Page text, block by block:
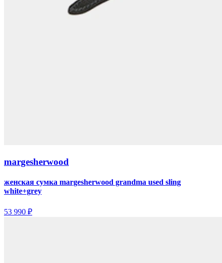
margesherwood
женская сумка margesherwood grandma used sling
white+grey
53 990 ₽